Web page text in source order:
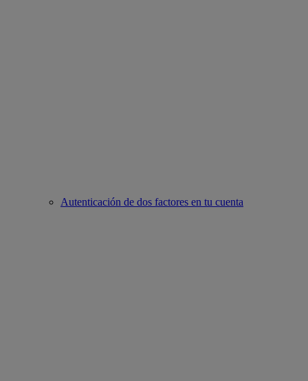
Autenticación de dos factores en tu cuenta